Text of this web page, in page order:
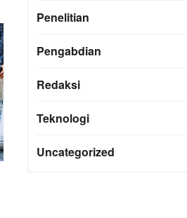
Penelitian
Pengabdian
Redaksi
Teknologi
Uncategorized